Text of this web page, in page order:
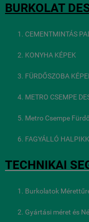
BURKOLAT
CEMENTMINTÁS
KONYHA KÉPEK
FÜRDŐSZOBA
METRO CSEMPE
Metro Csempe
FAGYÁLLÓ
TECHNIKAI
Burkolatok
Gyártási méret és